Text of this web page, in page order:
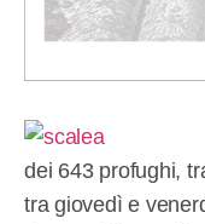
dei 643 profughi,
tra giovedì e